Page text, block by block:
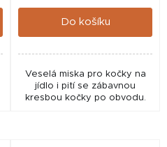
cena:
Do košíku
Veselá miska pro kočky na
jídlo i pití se zábavnou
kresbou kočky po obvodu.